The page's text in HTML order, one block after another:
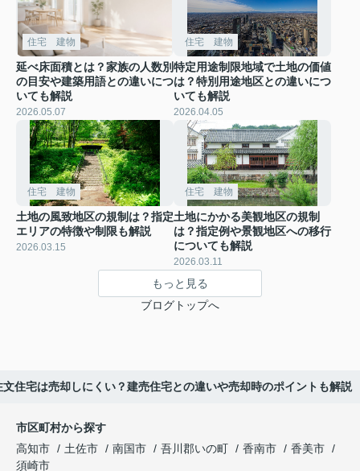
住宅 建物
延べ床面積とは？家族の人数別
の目安や建築用語との違いにつ
いても解説
2026.05.07
住宅 建物
特定用途制限地域で土地の価値
は？特別用途地区との違いにつ
いても解説
2026.04.05
住宅 建物
土地の風致地区の規制は？指定
エリアの特徴や制限も解説
2026.03.15
住宅 建物
土地にかかる美観地区の規制
は？指定例や景観地区への移行
についても解説
2026.03.11
もっと見る
ブログトップへ
文住宅は売却しにくい？建売住宅との違いや売却時のポイントも解説
市区町村から探す
高知市
土佐市 南国市 吾川郡いの町 香南市
香美市
須崎市